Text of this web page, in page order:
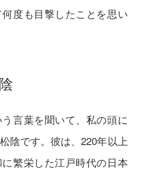
度も目撃したことを思い
う言葉を聞いて、私の頭に
陰です。彼は、220年以上
繁栄した江戸時代の日本